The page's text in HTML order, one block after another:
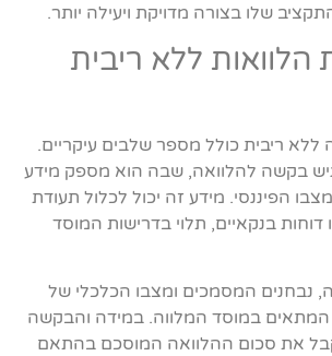
שלו בצורה מדויקת ויעילה יותר.
הלוואות ללא ריבית
ללא ריבית כולל מספר שלבים עיקריים.
בקשה להלוואה, שבה הוא מספק מידע
הפיננסי. מידע זה יכול לכלול תעודת
בנקאיים, תלוי בדרישות המוסד
המסמכים ומצבו הכלכלי של
המתאים במוסד המלווה. במידה והבקשה
את סכום ההלוואה המוסכם בהתאם